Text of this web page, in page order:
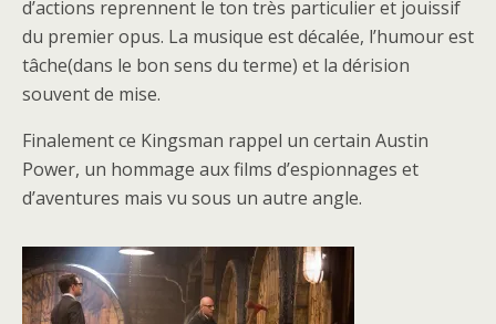
d’actions reprennent le ton très particulier et jouissif
du premier opus. La musique est décalée, l’humour est
tâche(dans le bon sens du terme) et la dérision
souvent de mise.
Finalement ce Kingsman rappel un certain Austin
Power, un hommage aux films d’espionnages et
d’aventures mais vu sous un autre angle.